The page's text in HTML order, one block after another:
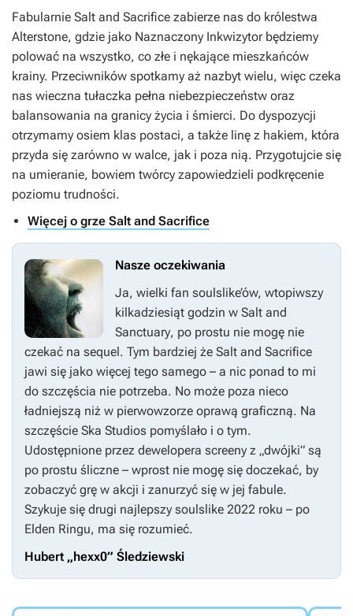
Fabularnie Salt and Sacrifice zabierze nas do królestwa
Alterstone, gdzie jako Naznaczony Inkwizytor będziemy
polować na wszystko, co złe i nękające mieszkańców
krainy. Przeciwników spotkamy aż nazbyt wielu, więc czeka
nas wieczna tułaczka pełna niebezpieczeństw oraz
balansowania na granicy życia i śmierci. Do dyspozycji
otrzymamy osiem klas postaci, a także linę z hakiem, która
przyda się zarówno w walce, jak i poza nią. Przygotujcie się
na umieranie, bowiem twórcy zapowiedzieli podkręcenie
poziomu trudności.
Więcej o grze Salt and Sacrifice
Nasze oczekiwania
Ja, wielki fan soulslike’ów, wtopiwszy
kilkadziesiąt godzin w Salt and
Sanctuary, po prostu nie mogę nie
czekać na sequel. Tym bardziej że Salt and Sacrifice
jawi się jako więcej tego samego – a nic ponad to mi
do szczęścia nie potrzeba. No może poza nieco
ładniejszą niż w pierwowzorze oprawą graficzną. Na
szczęście Ska Studios pomyślało i o tym.
Udostępnione przez dewelopera screeny z „dwójki” są
po prostu śliczne – wprost nie mogę się doczekać, by
zobaczyć grę w akcji i zanurzyć się w jej fabule.
Szykuje się drugi najlepszy soulslike 2022 roku – po
Elden Ringu, ma się rozumieć.
Hubert „hexx0” Śledziewski